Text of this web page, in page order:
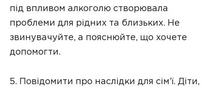
під впливом алкоголю створювала
проблеми для рідних та близьких. Не
звинувачуйте, а пояснюйте, що хочете
допомогти.
5. Повідомити про наслідки для сім’ї. Діти,